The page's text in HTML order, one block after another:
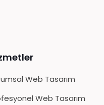
Web Tasarım
Web Tasarım